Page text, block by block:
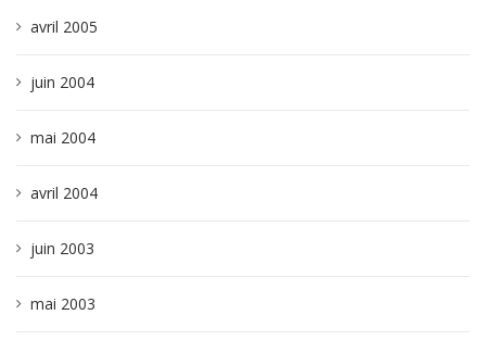
avril 2005
juin 2004
mai 2004
avril 2004
juin 2003
mai 2003